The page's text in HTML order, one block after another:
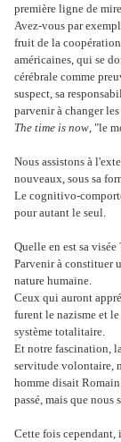
première ligne de
Avez-vous par
fruit de la
américaines, qui se
cérébrale comme
suspect, sa
parvenir à changer
The time is now, "le
Nous assistons à
nouveaux, sous sa
Le cognitivo-
pour autant le seul.
Quelle en est sa visée
Parvenir à constituer
nature humaine.
Ceux qui auront
furent le nazisme et
système totalitaire.
Et notre fascination,
servitude volontaire,
homme disait
passé, mais que nous
Cette fois